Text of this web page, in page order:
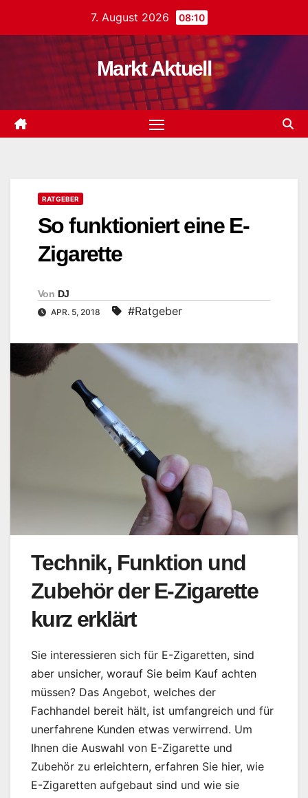
springen
7. August 2026 08:10
Markt Aktuell
RATGEBER
So funktioniert eine E-
Zigarette
Von DJ
APR. 5, 2018 #Ratgeber
Technik, Funktion und
Zubehör der E-Zigarette
kurz erklärt
Sie interessieren sich für E-Zigaretten, sind
aber unsicher, worauf Sie beim Kauf achten
müssen? Das Angebot, welches der
Fachhandel bereit hält, ist umfangreich und für
unerfahrene Kunden etwas verwirrend. Um
Ihnen die Auswahl von E-Zigarette und
Zubehör zu erleichtern, erfahren Sie hier, wie
E-Zigaretten aufgebaut sind und wie sie